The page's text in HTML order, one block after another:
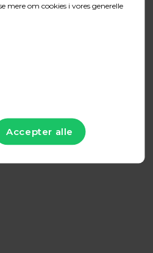
mere om cookies i vores generelle